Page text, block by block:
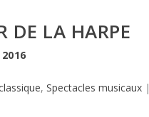
DE LA HARPE
, Spectacles musicaux|